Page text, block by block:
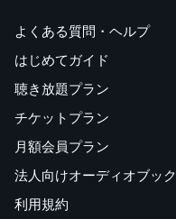
よくある質問・ヘルプ
はじめてガイド
聴き放題プラン
チケットプラン
月額会員プラン
法人向けオーディオブック
利用規約